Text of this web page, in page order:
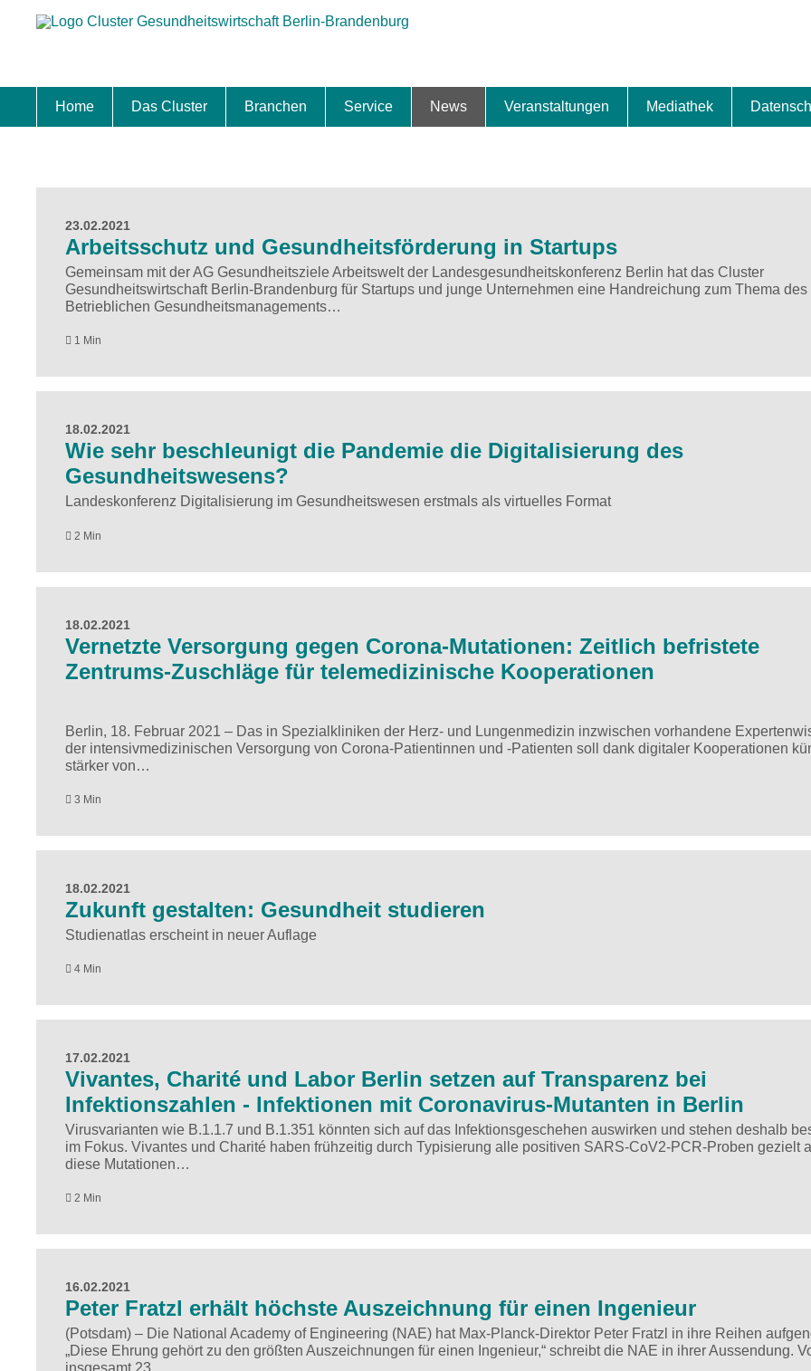
Home Das Cluster Branchen Service News Veranstaltungen Mediathek
23.02.2021
Arbeitsschutz und Gesundheitsförderung in Startups
Gemeinsam mit der AG Gesundheitsziele Arbeitswelt der Landesgesundheitskonferenz Berlin hat das Cluster
Gesundheitswirtschaft Berlin-Brandenburg für Startups und junge Unternehmen eine Handreichung zum Thema des
Betrieblichen Gesundheitsmanagements…
1 Min
18.02.2021
Wie sehr beschleunigt die Pandemie die Digitalisierung des
Gesundheitswesens?
Landeskonferenz Digitalisierung im Gesundheitswesen erstmals als virtuelles Format
2 Min
18.02.2021
Vernetzte Versorgung gegen Corona-Mutationen: Zeitlich befristete
Zentrums-Zuschläge für telemedizinische Kooperationen
Berlin, 18. Februar 2021 – Das in Spezialkliniken der Herz- und Lungenmedizin inzwischen vorhandene
der intensivmedizinischen Versorgung von Corona-Patientinnen und -Patienten soll dank digitaler Kooperationen
stärker von…
3 Min
18.02.2021
Zukunft gestalten: Gesundheit studieren
Studienatlas erscheint in neuer Auflage
4 Min
17.02.2021
Vivantes, Charité und Labor Berlin setzen auf Transparenz bei
Infektionszahlen - Infektionen mit Coronavirus-Mutanten in Berlin
Virusvarianten wie B.1.1.7 und B.1.351 könnten sich auf das Infektionsgeschehen auswirken und stehen deshalb
im Fokus. Vivantes und Charité haben frühzeitig durch Typisierung alle positiven SARS-CoV2-PCR-Proben gezielt
diese Mutationen…
2 Min
16.02.2021
Peter Fratzl erhält höchste Auszeichnung für einen Ingenieur
(Potsdam) – Die National Academy of Engineering (NAE) hat Max-Planck-Direktor Peter Fratzl in ihre Reihen
„Diese Ehrung gehört zu den größten Auszeichnungen für einen Ingenieur,“ schreibt die NAE in ihrer Aussendung.